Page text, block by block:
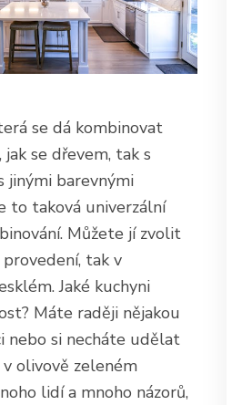
se dá kombinovat
jak se dřevem, tak s
jinými barevnými
to taková univerzální
Můžete jí zvolit
tak v
Jaké kuchyni
Máte raději nějakou
nebo si necháte udělat
olivově zeleném
lidí a mnoho názorů,